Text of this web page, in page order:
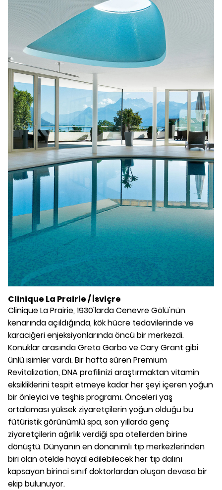
Clinique La Prairie / İsviçre
Clinique La Prairie, 1930'larda Cenevre Gölü'nün
kenarında açıldığında, kök hücre tedavilerinde ve
karaciğeri enjeksiyonlarında öncü bir merkezdi.
Konuklar arasında Greta Garbo ve Cary Grant gibi
ünlü isimler vardı. Bir hafta süren Premium
Revitalization, DNA profilinizi araştırmaktan vitamin
eksikliklerini tespit etmeye kadar her şeyi içeren yoğun
bir önleyici ve teşhis programı. Önceleri yaş
ortalaması yüksek ziyaretçilerin yoğun olduğu bu
fütüristik görünümlü spa, son yıllarda genç
ziyaretçilerin ağırlık verdiği spa otellerden birine
dönüştü. Dünyanın en donanımlı tıp merkezlerinden
biri olan otelde hayal edilebilecek her tıp dalını
kapsayan birinci sınıf doktorlardan oluşan devasa bir
ekip bulunuyor.